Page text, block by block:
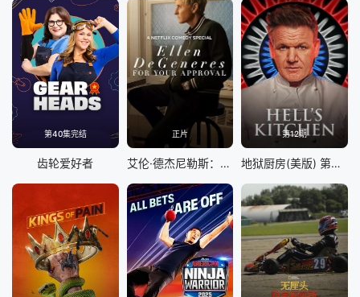
第40集完结
齿轮爱好者
正片
艾伦·德杰尼勒斯：请你许可
第12期
地狱厨房(美版) 第二十二季